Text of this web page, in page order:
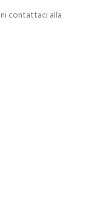
contattaci alla